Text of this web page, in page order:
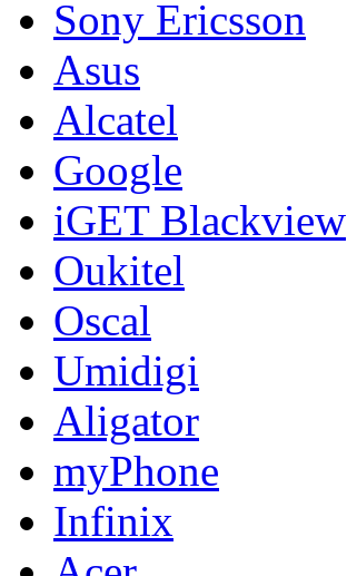
Sony Ericsson
Asus
Alcatel
Google
iGET Blackview
Oukitel
Oscal
Umidigi
Aligator
myPhone
Infinix